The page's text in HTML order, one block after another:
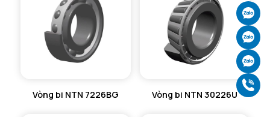
Vòng bi NTN 7226BG Vòng bi NTN 30226U